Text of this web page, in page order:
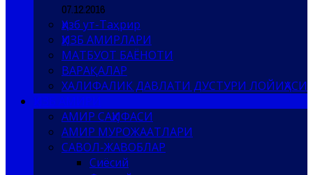
07.12.2016
Ҳизб ут-Таҳрир
ҲИЗБ АМИРЛАРИ
МАТБУОТ БАЁНОТИ
ВАРАҚАЛАР
ХАЛИФАЛИК ДАВЛАТИ ДУСТУРИ ЛОЙИҲАСИ
АМИР САҲИФАСИ
АМИР МУРОЖААТЛАРИ
САВОЛ-ЖАВОБЛАР
Сиёсий